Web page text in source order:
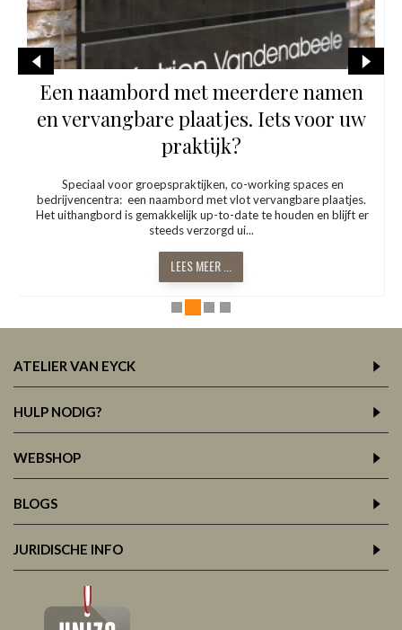
Een mooi eerbetoon met een
gedenkplaat: Inspiratie
Een plaat voor de inhuldiging van een nieuw gebouw.Een
vergeten. Enkele mooie realisaties in verschillende materialen:
Gedenkplaat in em...
LEES MEER ...
ATELIER VAN EYCK
HULP NODIG?
WEBSHOP
BLOGS
JURIDISCHE INFO